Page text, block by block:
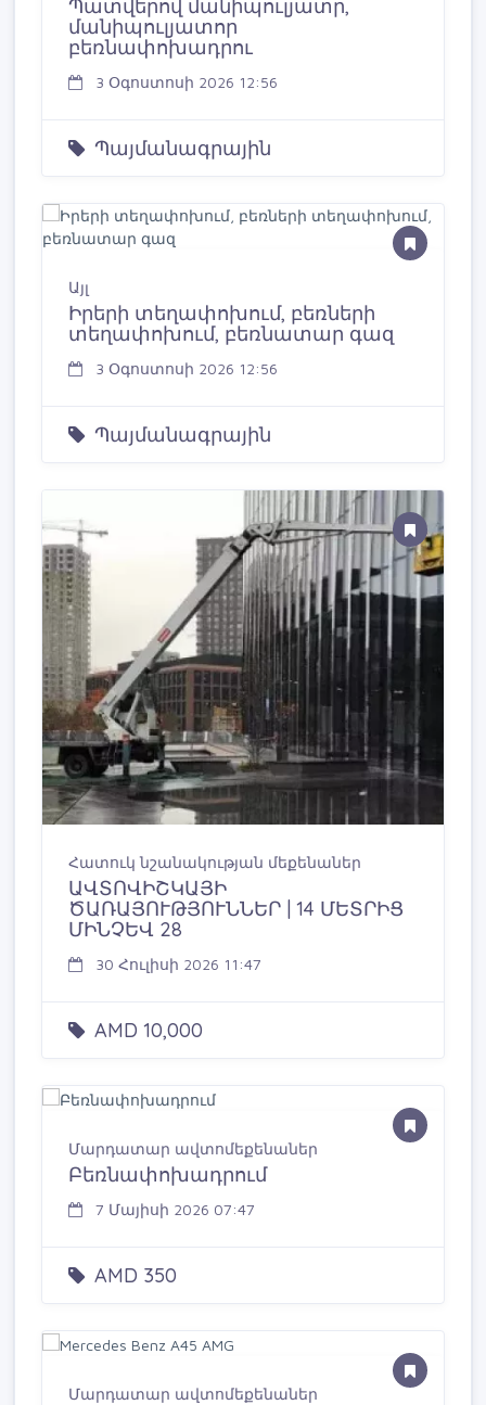
Պատվերով մանիպուլյատր,
մանիպուլյատոր
բեռնափոխադրու
3 Օգոստոսի 2026 12:56
Պայմանագրային
Այլ
Իրերի տեղափոխում, բեռների
տեղափոխում, բեռնատար գազ
3 Օգոստոսի 2026 12:56
Պայմանագրային
Հատուկ նշանակության մեքենաներ
ԱՎՏՈՎԻՇԿԱՅԻ
ԾԱՌԱՅՈՒԹՅՈՒՆՆԵՐ | 14 ՄԵՏՐԻՑ
ՄԻՆՉԵՎ 28
30 Հուլիսի 2026 11:47
AMD 10,000
Մարդատար ավտոմեքենաներ
Բեռնափոխադրում
7 Մայիսի 2026 07:47
AMD 350
Մարդատար ավտոմեքենաներ